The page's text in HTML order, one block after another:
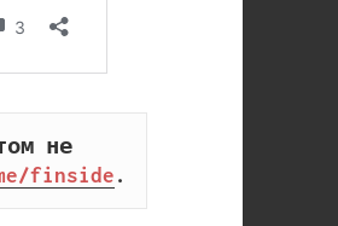
не
finside.